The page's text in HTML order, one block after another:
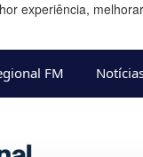
experiência,
FM